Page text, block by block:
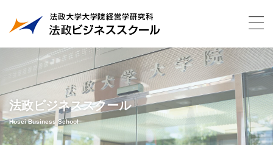
法政ビジネススクール
Hosei Business School